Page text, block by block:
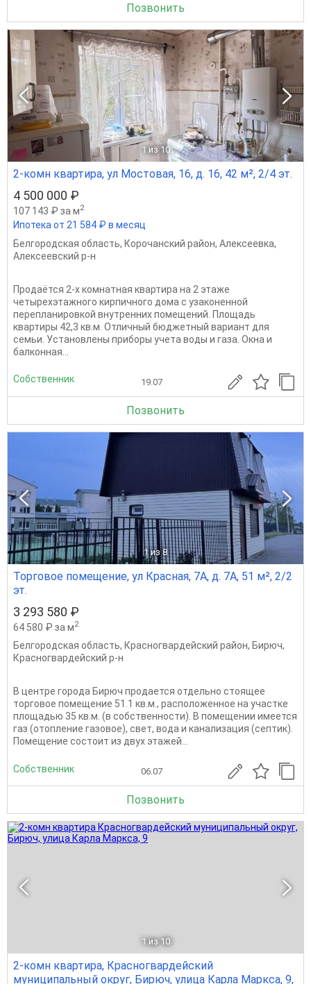
Позвонить
1 из 10
2-комн квартира, ул Мостовая, 16, д. 16, 42 м², 2/4 эт.
4 500 000 ₽
107 143 ₽ за м2
Ипотека от 21 584 ₽ в месяц
Белгородская область, Корочанский район, Алексеевка,
Алексеевский р-н
Продаётся 2-х комнатная квартира на 2 этаже
четырехэтажного кирпичного дома с узаконенной
перепланировкой внутренних помещений. Площадь
квартиры 42,3 кв.м. Отличный бюджетный вариант для
семьи. Установлены приборы учета воды и газа. Окна и
балконная...
Собственник 19.07
Позвонить
1 из 8
Торговое помещение, ул Красная, 7А, д. 7А, 51 м², 2/2
эт.
3 293 580 ₽
64 580 ₽ за м2
Белгородская область, Красногвардейский район, Бирюч,
Красногвардейский р-н
В центре города Бирюч продается отдельно стоящее
торговое помещение 51.1 кв.м., расположенное на участке
площадью 35 кв.м. (в собственности). В помещении имеется
газ (отопление газовое), свет, вода и канализация (септик).
Помещение состоит из двух этажей...
Собственник 06.07
Позвонить
1 из 10
2-комн квартира, Красногвардейский
муниципальный округ, Бирюч, улица Карла Маркса, 9,